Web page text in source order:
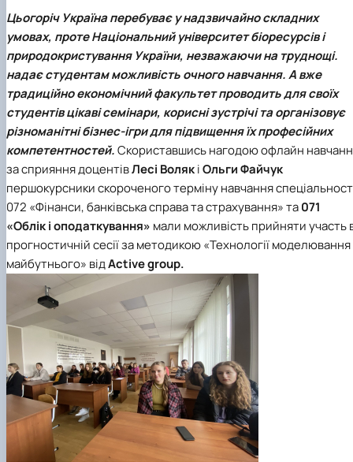
Цьогоріч Україна перебуває у надзвичайно складних
умовах, проте Національний університет біоресурсів і
природокристування України, незважаючи на труднощі.
надає студентам можливість очного навчання.А вже
традиційно економічний факультет проводить для своїх
студентів цікаві семінари, корисні зустрічі та організовує
різноманітні бізнес-ігри для підвищення їх професійних
компетентностей.Скориставшись нагодою офлайн
за сприяння доцентівЛесі ВолякіОльги Файчук
першокурсники скороченого терміну навчання
072 «Фінанси, банківська справа та страхування» та071
«Облік і оподаткування» мали можливість прийняти участь
прогностичній сесії за методикою «Технології моделювання
майбутнього» відActive group.